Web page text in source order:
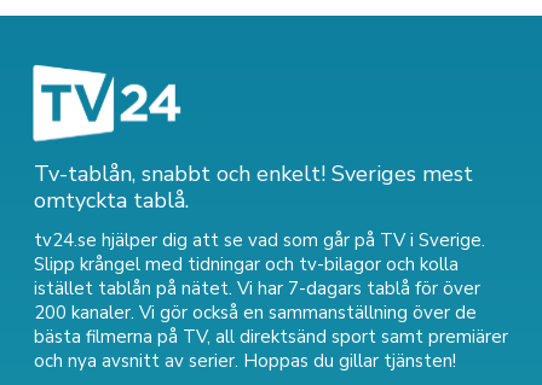
Tv-tablån, snabbt och enkelt! Sveriges mest
omtyckta tablå.
tv24.se hjälper dig att se vad som går på TV i Sverige.
Slipp krångel med tidningar och tv-bilagor och kolla
istället tablån på nätet. Vi har 7-dagars tablå för över
200 kanaler. Vi gör också en sammanställning över de
bästa filmerna på TV, all direktsänd sport samt premiärer
och nya avsnitt av serier. Hoppas du gillar tjänsten!